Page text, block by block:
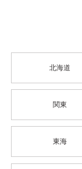
北海道
関東
東海